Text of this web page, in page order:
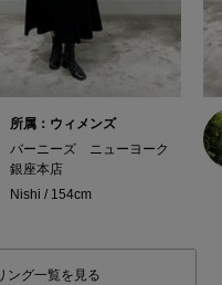
所属：ウィメンズ
バーニーズ ニューヨーク
銀座本店
Nishi / 154cm
ング一覧を見る